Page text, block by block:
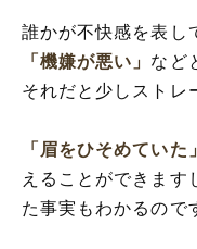
誰かが不快感を表し
「機嫌が悪い」 など
それだと少しストレ
「眉をひそめていた」
えることができます
た事実もわかるので